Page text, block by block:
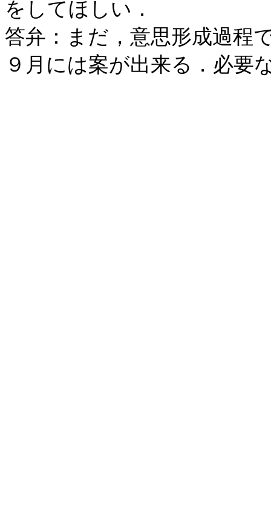
をしてほしい．
答弁：まだ，意思形成過程
９月には案が出来る．必要